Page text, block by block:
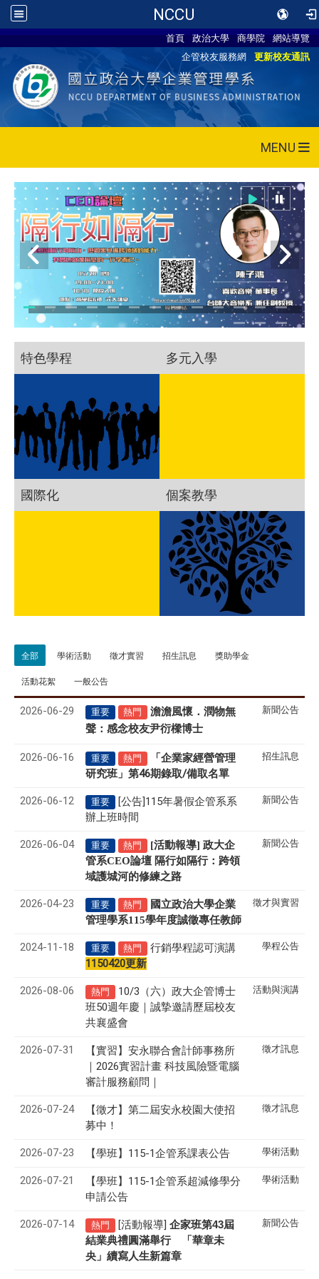
NCCU
首頁 政治大學 商學院
網站導覽
企管校友服務網
更新校友通訊
MENU
115/05/28 CEO論壇活動
特色學程 多元入學
國際化 個案教學
全部 學術活動 徵才實習 招生訊息 獎助學金
活動花絮 一般公告
2026-06-29 重要 熱門
澹澹風懷．潤物無
聲 ： 感念校友尹衍樑博士
新聞公告
2026-06-16 重要 熱門
「企業家經營管理
研究班」第46期錄取/備取名單
招生訊息
2026-06-12 重要
[公告]115年暑假企管系系
辦上班時間
新聞公告
2026-06-04 重要 熱門
[活動報導] 政大企
管系CEO論壇 隔行如隔行：跨領
域護城河的修練之路
新聞公告
2026-04-23 重要 熱門
國立政治大學企業
管理學系115學年度誠徵專任教師
徵才與實習
2024-11-18 重要 熱門
行銷學程認可演講
1150420更新
學程公告
2026-08-06 熱門
10/3（六）政大企管博士
班50週年慶｜誠摯邀請歷屆校友
共襄盛會
活動與演講
2026-07-31
【實習】安永聯合會計師事務所
｜2026實習計畫 科技風險暨電腦
審計服務顧問｜
徵才訊息
2026-07-24 【徵才】 第二屆安永校園大使招
募中！
徵才訊息
2026-07-23 【學班】115-1企管系課表公告 學術活動
2026-07-21
【學班】115-1企管系超減修學分
申請公告
學術活動
2026-07-14 熱門 [活動報導] 企家班第43屆
結業典禮圓滿舉行 「華章未
央」續寫人生新篇章
新聞公告